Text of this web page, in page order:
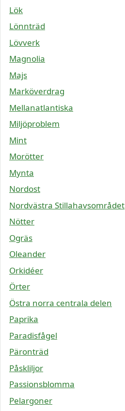
Lök
Lönnträd
Lövverk
Magnolia
Majs
Marköverdrag
Mellanatlantiska
Miljöproblem
Mint
Morötter
Mynta
Nordost
Nordvästra Stillahavsområdet
Nötter
Ogräs
Oleander
Orkidéer
Örter
Östra norra centrala delen
Paprika
Paradisfågel
Päronträd
Påskliljor
Passionsblomma
Pelargoner